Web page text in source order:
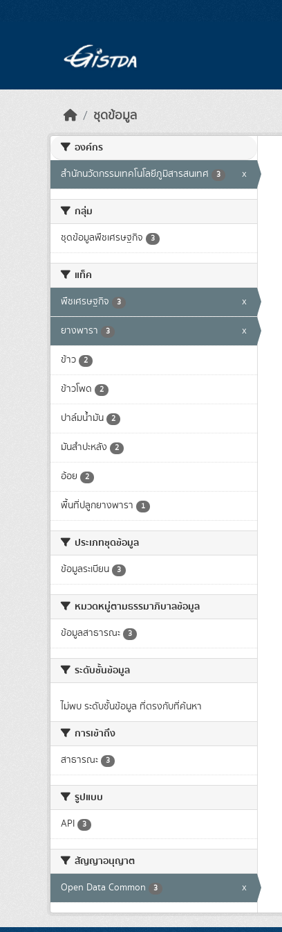
ชุดข้อมูล
องค์กร
สำนักนวัตกรรมเทคโนโลยีภูมิสารสนเทศ 3 x
กลุ่ม
ชุดข้อมูลพืชเศรษฐกิจ 3
แท็ค
พืชเศรษฐกิจ 3 x
ยางพารา 3 x
ข้าว 2
ข้าวโพด 2
ปาล์มน้ำมัน 2
มันสำปะหลัง 2
อ้อย 2
พื้นที่ปลูกยางพารา 1
ประเภทชุดข้อมูล
ข้อมูลระเบียน 3
หมวดหมู่ตามธรรมาภิบาลข้อมูล
ข้อมูลสาธารณะ 3
ระดับชั้นข้อมูล
ไม่พบ ระดับชั้นข้อมูล ที่ตรงกับที่ค้นหา
การเข้าถึง
สาธารณะ 3
รูปแบบ
API 3
สัญญาอนุญาต
Open Data Common 3 x